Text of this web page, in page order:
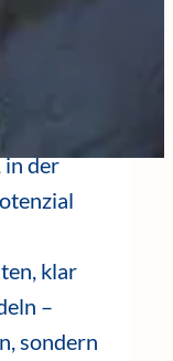
in der
klar
–
sondern